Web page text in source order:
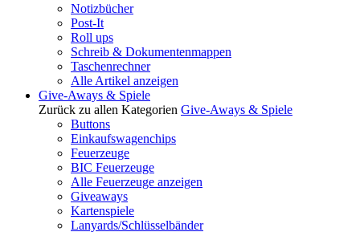
Notizbücher
Post-It
Roll ups
Schreib & Dokumentenmappen
Taschenrechner
Alle Artikel anzeigen
Give-Aways & Spiele
Zurück zu allen Kategorien Give-Aways & Spiele
Buttons
Einkaufswagenchips
Feuerzeuge
BIC Feuerzeuge
Alle Feuerzeuge anzeigen
Giveaways
Kartenspiele
Lanyards/Schlüsselbänder